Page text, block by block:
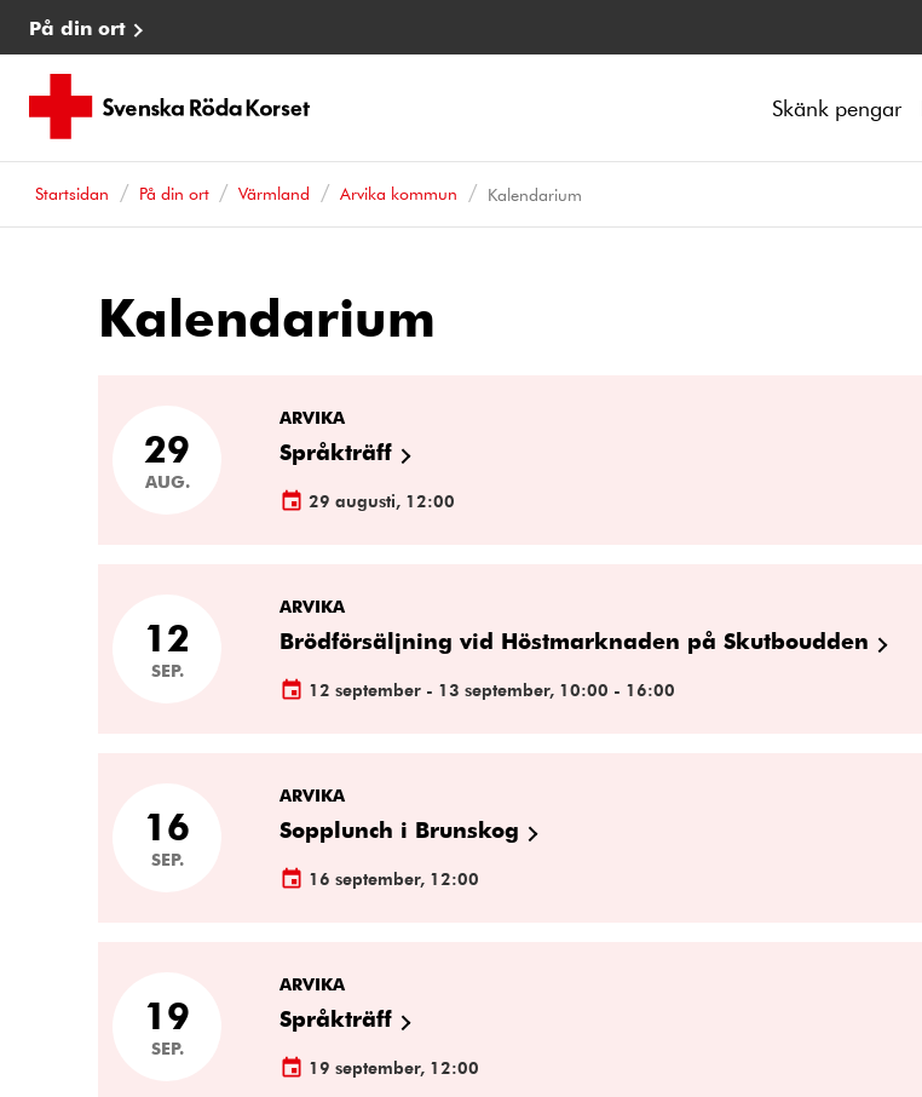
På din ort
Skänk pengar
Startsidan På din ort Värmland Arvika kommun Kalendarium
Kalendarium
ARVIKA
Språkträff
29 augusti, 12:00
29
AUG.
ARVIKA
Brödförsäljning vid Höstmarknaden på Skutboudden
12 september - 13 september, 10:00 - 16:00
12
SEP.
ARVIKA
Sopplunch i Brunskog
16 september, 12:00
16
SEP.
ARVIKA
Språkträff
19 september, 12:00
19
SEP.